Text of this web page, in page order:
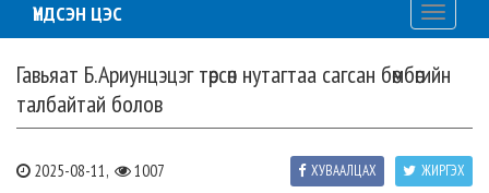
ҮНДСЭН ЦЭС
Toggle
Гавьяат Б.Ариунцэцэг төрсөн нутагтаа сагсан бөмбөгийн
талбайтай болов
2025-08-11, 1007 ЖИРГЭХ
ХУВААЛЦАХ